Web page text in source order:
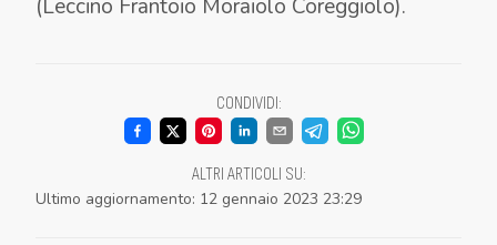
(Leccino Frantoio Moraiolo Coreggiolo).
LA DEGUSTAZIONE DELL'OLIO
OLIVA 100% ITALIANO
UOVO MARINATO
CONDIVIDI:
ALTRI ARTICOLI SU:
Ultimo aggiornamento: 12 gennaio 2023 23:29